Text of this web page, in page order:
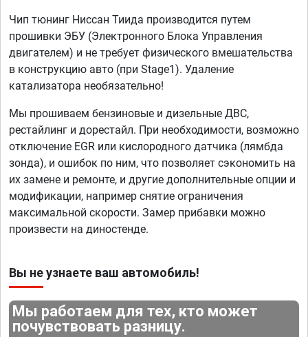
Чип тюнинг Ниссан Тиида производится путем
прошивки ЭБУ (Электронного Блока Управления
двигателем) и не требует физического вмешательства
в конструкцию авто (при Stage1). Удаление
катализатора необязательно!
Мы прошиваем бензиновые и дизельные ДВС,
рестайлинг и дорестайл. При необходимости, возможно
отключение EGR или кислородного датчика (лямбда
зонда), и ошибок по ним, что позволяет сэкономить на
их замене и ремонте, и другие дополнительные опции и
модификации, например снятие ограничения
максимальной скорости. Замер прибавки можно
произвести на диностенде.
Вы не узнаете ваш автомобиль!
Мы работаем для тех, кто может
почувствовать разницу.